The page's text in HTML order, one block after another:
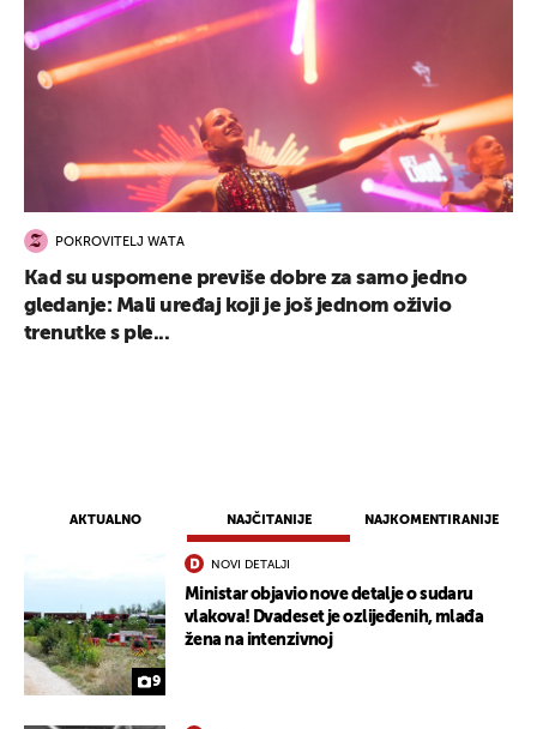
AKTUALNO NAJČITANIJE NAJKOMENTIRANIJE
9
NOVI DETALJI
Ministar objavio nove detalje o sudaru
vlakova! Dvadeset je ozlijeđenih, mlađa
žena na intenzivnoj
POKROVITELJ WATA
Kad su uspomene previše dobre za samo jedno
gledanje: Mali uređaj koji je još jednom oživio
trenutke s ple...
UKLJUČITE NOTIFIKACIJE